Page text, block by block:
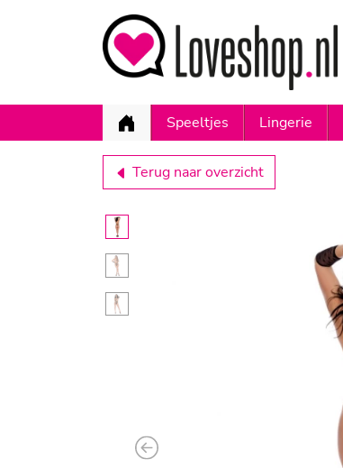
Speeltjes Lingerie
Terug naar overzicht
Previous